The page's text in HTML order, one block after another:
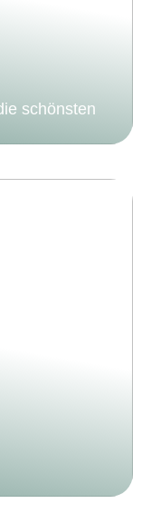
schönsten